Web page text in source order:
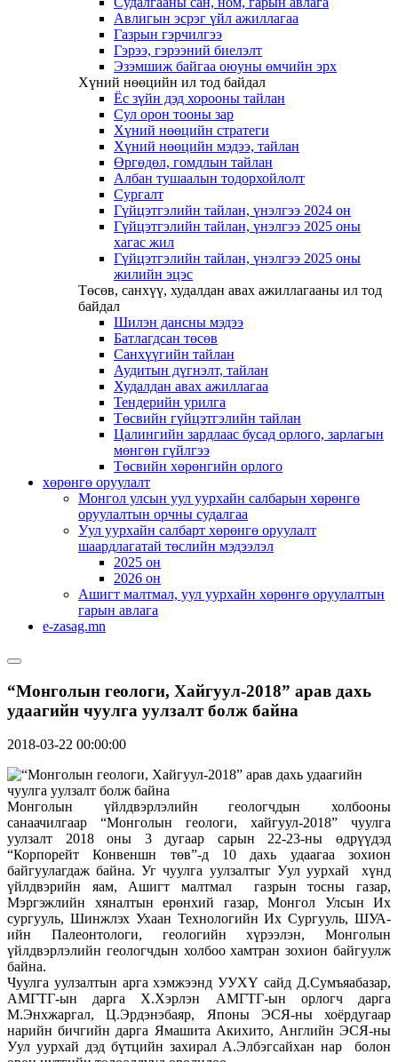
Авлигын эсрэг үйл ажиллагаа
Газрын гэрчилгээ
Гэрээ, гэрээний биелэлт
Эзэмшиж байгаа оюуны өмчийн эрх
Хүний нөөцийн ил тод байдал
Ёс зүйн дэд хорооны тайлан
Сул орон тооны зар
Хүний нөөцийн стратеги
Хүний нөөцийн мэдээ, тайлан
Өргөдөл, гомдлын тайлан
Албан тушаалын тодорхойлолт
Сургалт
Гүйцэтгэлийн тайлан, үнэлгээ 2024 он
Гүйцэтгэлийн тайлан, үнэлгээ 2025 оны
хагас жил
Гүйцэтгэлийн тайлан, үнэлгээ 2025 оны
жилийн эцэс
Төсөв, санхүү, худалдан авах ажиллагааны ил тод
байдал
Шилэн дансны мэдээ
Батлагдсан төсөв
Санхүүгийн тайлан
Аудитын дүгнэлт, тайлан
Худалдан авах ажиллагаа
Тендерийн урилга
Төсвийн гүйцэтгэлийн тайлан
Цалингийн зардлаас бусад орлого, зарлагын
мөнгөн гүйлгээ
Төсвийн хөрөнгийн орлого
хөрөнгө оруулалт
Монгол улсын уул уурхайн салбарын хөрөнгө
оруулалтын орчны судалгаа
Уул уурхайн салбарт хөрөнгө оруулалт
шаардлагатай төслийн мэдээлэл
2025 он
2026 он
Ашигт малтмал, уул уурхайн хөрөнгө оруулалтын
гарын авлага
e-zasag.mn
“Монголын геологи, Хайгуул-2018” арав дахь
удаагийн чуулга уулзалт болж байна
2018-03-22 00:00:00
Монголын үйлдвэрлэлийн геологчдын холбооны
санаачилгаар “Монголын геологи, хайгуул-2018” чуулга
уулзалт 2018 оны 3 дугаар сарын 22-23-ны өдрүүдэд
“Корпорейт Конвеншн төв”-д 10 дахь удаагаа зохион
байгуулагдаж байна. Уг чуулга уулзалтыг Уул уурхай хүнд
үйлдвэрийн яам, Ашигт малтмал газрын тосны газар,
Мэргэжлийн хяналтын ерөнхий газар, Монгол Улсын Их
сургууль, Шинжлэх Ухаан Технологийн Их Сургууль, ШУА-
ийн Палеонтологи, геологийн хүрээлэн, Монголын
үйлдвэрлэлийн геологчдын холбоо хамтран зохион байгуулж
байна.
Чуулга уулзалтын арга хэмжээнд УУХҮ сайд Д.Сумъяабазар,
АМГТГ-ын дарга Х.Хэрлэн АМГТГ-ын орлогч дарга
М.Энхжаргал, Ц.Эрдэнэбаяр, Японы ЭСЯ-ны хоёрдугаар
нарийн бичгийн дарга Ямашита Акихито, Английн ЭСЯ-ны
Уул уурхай дэд бүтцийн захирал А.Элбэгсайхан нар болон